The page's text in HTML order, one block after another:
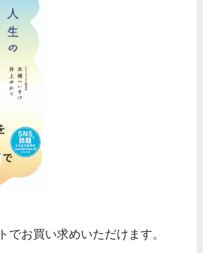
でお買い求めいただけます。